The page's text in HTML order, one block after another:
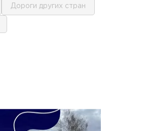
дороги других стран